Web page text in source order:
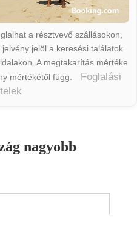
a résztvevő szállásokon,
jelvény jelöl a keresési találatok
A megtakarítás mértéke
mértékétől függ.
Foglalási
nagyobb